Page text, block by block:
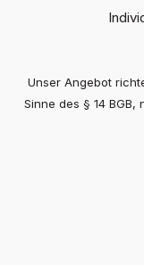
Unser Angebot
Sinne des § 14